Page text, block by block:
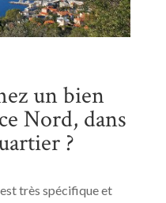
un bien
Nord, dans
?
très spécifique et